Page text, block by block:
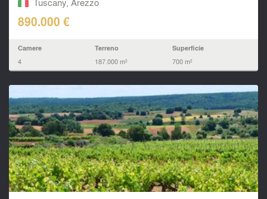
890.000 €
Camere
4
Terreno
187.000 m²
Superficie
700 m²